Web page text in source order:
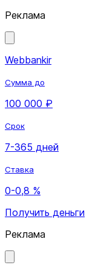
Реклама
Webbankir
Сумма до
100 000 ₽
Срок
7-365 дней
Ставка
0-0,8 %
Получить деньги
Реклама